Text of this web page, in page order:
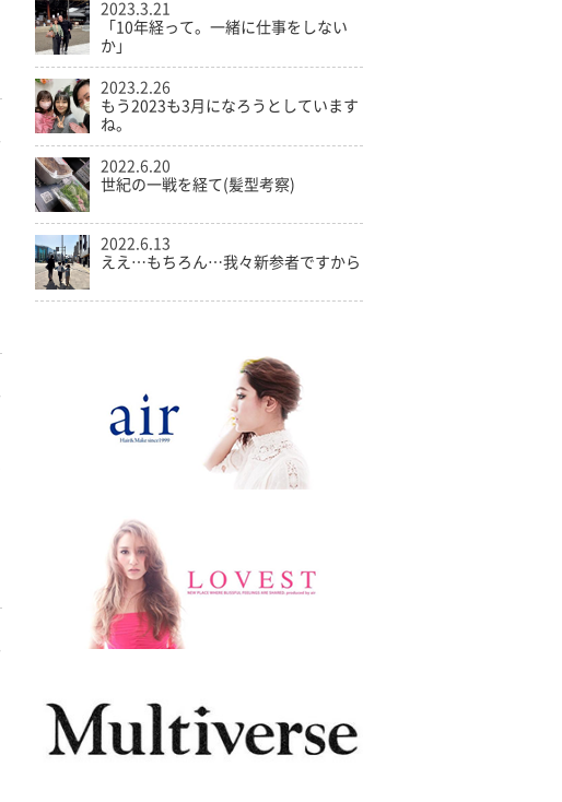
2023.3.21
「10年経って。一緒に仕事をしない
か」
2023.2.26
もう2023も3月になろうとしています
ね。
2022.6.20
世紀の一戦を経て(髪型考察)
2022.6.13
ええ…もちろん…我々新参者ですから